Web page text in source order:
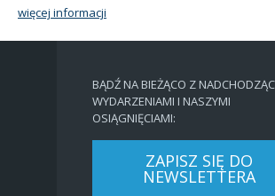
więcej informacji
BĄDŹ NA BIEŻĄCO Z
WYDARZENIAMI I NASZYMI
OSIĄGNIĘCIAMI:
ZAPISZ SIĘ DO
NEWSLETTERA